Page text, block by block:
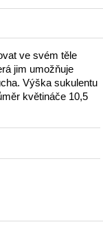
ve svém těle
jim umožňuje
Výška sukulentu
květináče 10,5